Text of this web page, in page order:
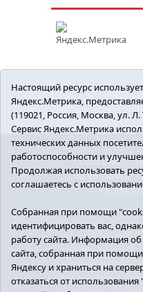
ПОЛИТИКА
ЭКОНОМИКА
12+ © 2018
Мелешко Владимир
АНО «ИИЦ
номер СМИ ЭЛ №
выдано
Настоящий ресурс
Яндекс.Метрика,
(119021, Россия, Москва, ул.
Сервис Яндекс.Метрика
технических данных
работоспособности и
Продолжая использовать
соглашаетесь с
Собранная при помощи
идентифицировать вас,
работу сайта. Информация
сайта, собранная при
Яндексу и храниться на
отказаться от